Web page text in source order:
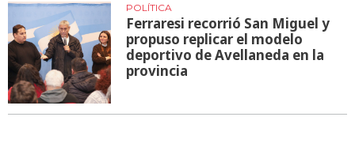
POLÍTICA
Ferraresi recorrió San Miguel y
propuso replicar el modelo
deportivo de Avellaneda en la
provincia